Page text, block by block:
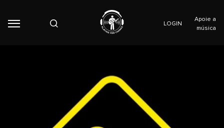
LOGIN
Apoie a
música